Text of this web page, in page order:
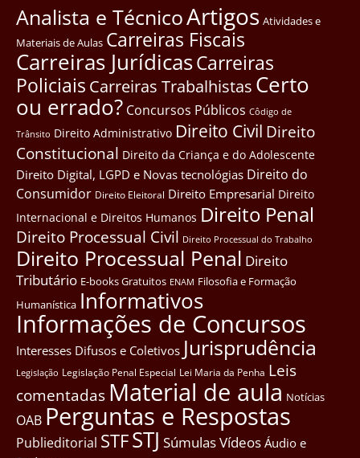
Analista e TécnicoArtigos Atividades e
Materiais de Aulas Carreiras Fiscais
Carreiras JurídicasCarreiras
Policiais Carreiras Trabalhistas Certo
ou errado? Concursos Públicos Côdigo de
Trânsito Direito Administrativo Direito Civil Direito
Constitucional Direito da Criança e do Adolescente
Direito Digital, LGPD e Novas tecnológias Direito do
Consumidor Direito Eleitoral Direito Empresarial Direito
Internacional e Direitos Humanos Direito Penal
Direito Processual Civil Direito Processual do Trabalho
Direito Processual Penal Direito
Tributário E-books Gratuitos ENAM Filosofia e Formação
Humanística Informativos
Informações de Concursos
Interesses Difusos e Coletivos Jurisprudência
Legislação Legislação Penal Especial Lei Maria da Penha Leis
comentadas Material de aula Notícias
OAB Perguntas e Respostas
Publieditorial STFSTJ SúmulasVídeos Áudio e